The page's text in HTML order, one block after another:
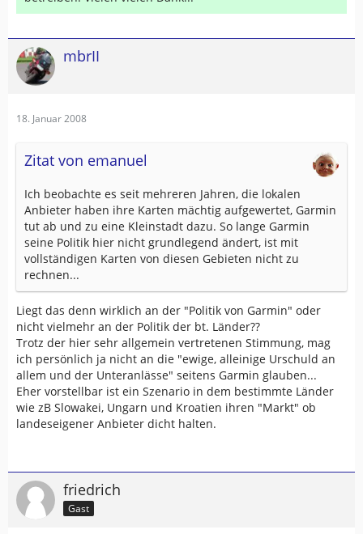
mbrII
18. Januar 2008
Zitat von emanuel
Ich beobachte es seit mehreren Jahren, die lokalen
Anbieter haben ihre Karten mächtig aufgewertet, Garmin
tut ab und zu eine Kleinstadt dazu. So lange Garmin
seine Politik hier nicht grundlegend ändert, ist mit
vollständigen Karten von diesen Gebieten nicht zu
rechnen...
Liegt das denn wirklich an der "Politik von Garmin" oder
nicht vielmehr an der Politik der bt. Länder??
Trotz der hier sehr allgemein vertretenen Stimmung, mag
ich persönlich ja nicht an die "ewige, alleinige Urschuld an
allem und der Unteranlässe" seitens Garmin glauben...
Eher vorstellbar ist ein Szenario in dem bestimmte Länder
wie zB Slowakei, Ungarn und Kroatien ihren "Markt" ob
landeseigener Anbieter dicht halten.
friedrich
Gast